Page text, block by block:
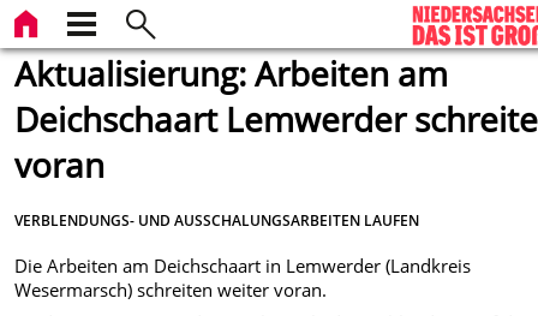
Aktualisierung: Arbeiten am
Deichschaart Lemwerder
voran
VERBLENDUNGS- UND AUSSCHALUNGSARBEITEN LAUFEN
Die Arbeiten am Deichschaart in Lemwerder (Landkreis
Wesermarsch) schreiten weiter voran.